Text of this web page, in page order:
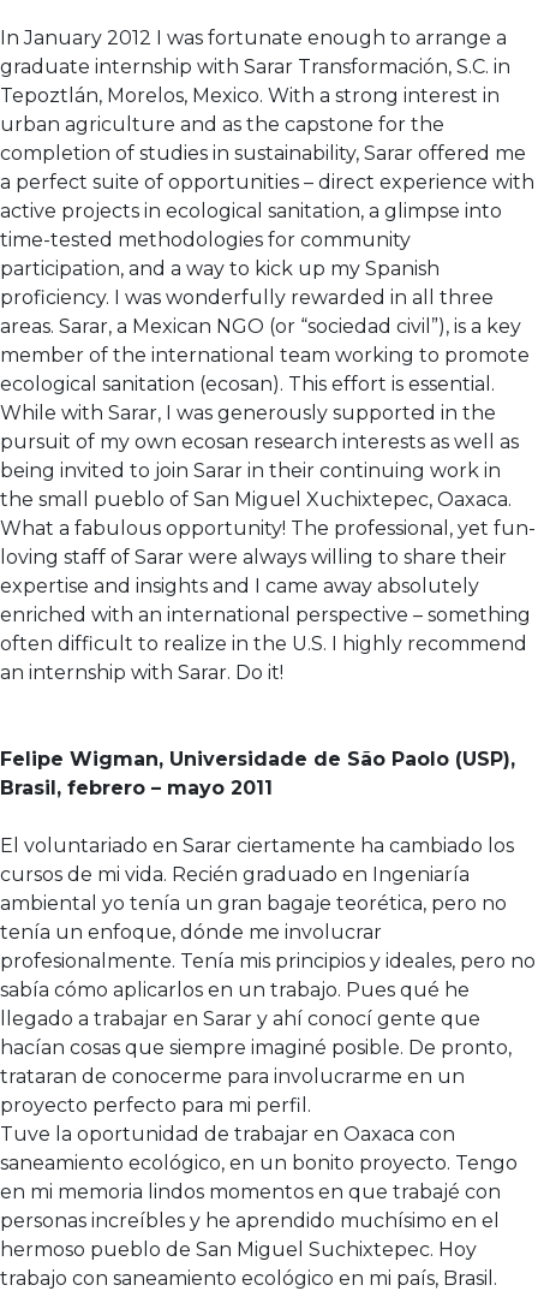
In January 2012 I was fortunate enough to arrange a
graduate internship with Sarar Transformación, S.C. in
Tepoztlán, Morelos, Mexico. With a strong interest in
urban agriculture and as the capstone for the
completion of studies in sustainability, Sarar offered me
a perfect suite of opportunities – direct experience with
active projects in ecological sanitation, a glimpse into
time-tested methodologies for community
participation, and a way to kick up my Spanish
proficiency. I was wonderfully rewarded in all three
areas. Sarar, a Mexican NGO (or “sociedad civil”), is a key
member of the international team working to promote
ecological sanitation (ecosan). This effort is essential.
While with Sarar, I was generously supported in the
pursuit of my own ecosan research interests as well as
being invited to join Sarar in their continuing work in
the small pueblo of San Miguel Xuchixtepec, Oaxaca.
What a fabulous opportunity! The professional, yet fun-
loving staff of Sarar were always willing to share their
expertise and insights and I came away absolutely
enriched with an international perspective – something
often difficult to realize in the U.S. I highly recommend
an internship with Sarar. Do it!
Felipe Wigman, Universidade de São Paolo (USP),
Brasil, febrero – mayo 2011
El voluntariado en Sarar ciertamente ha cambiado los
cursos de mi vida. Recién graduado en Ingeniaría
ambiental yo tenía un gran bagaje teorética, pero no
tenía un enfoque, dónde me involucrar
profesionalmente. Tenía mis principios y ideales, pero no
sabía cómo aplicarlos en un trabajo. Pues qué he
llegado a trabajar en Sarar y ahí conocí gente que
hacían cosas que siempre imaginé posible. De pronto,
trataran de conocerme para involucrarme en un
proyecto perfecto para mi perfil.
Tuve la oportunidad de trabajar en Oaxaca con
saneamiento ecológico, en un bonito proyecto. Tengo
en mi memoria lindos momentos en que trabajé con
personas increíbles y he aprendido muchísimo en el
hermoso pueblo de San Miguel Suchixtepec. Hoy
trabajo con saneamiento ecológico en mi país, Brasil.